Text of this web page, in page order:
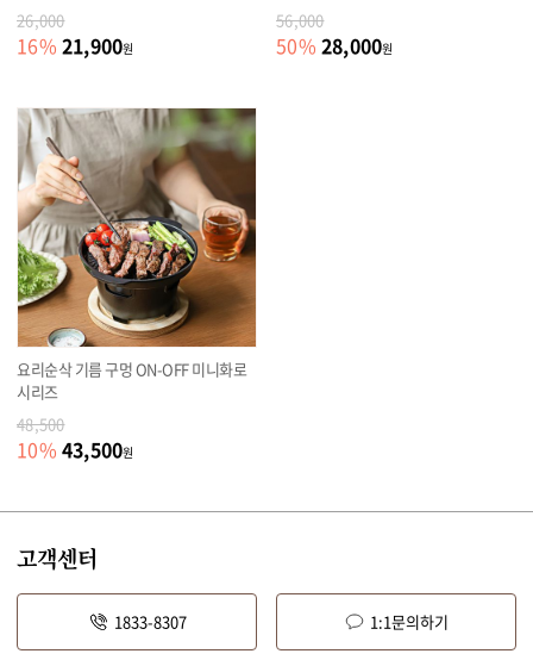
26,000
16% 21,900원
56,000
50% 28,000원
요리순삭 기름 구멍 ON-OFF 미니화로
시리즈
48,500
10% 43,500원
고객센터
1833-8307 1:1문의하기